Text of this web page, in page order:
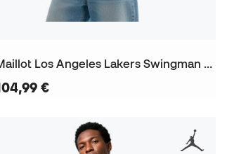
Maillot Los Angeles Lakers Swingman Statement Edition Luka Doncic
€